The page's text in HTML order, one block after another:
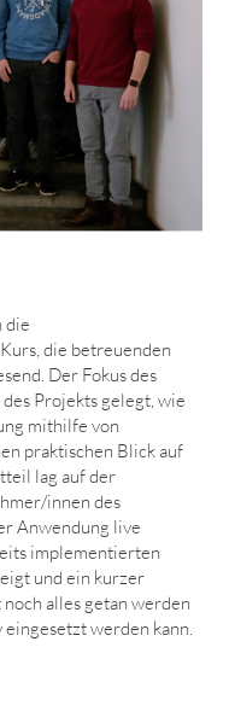
die
die betreuenden
Der Fokus des
Projekts gelegt, wie
mithilfe von
praktischen Blick auf
lag auf der
innen des
Anwendung live
implementierten
und ein kurzer
alles getan werden
werden kann.